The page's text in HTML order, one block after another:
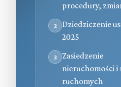
procedury,
2
Dziedziczenie
2025
3
Zasiedzenie
nieruchomości i
ruchomych